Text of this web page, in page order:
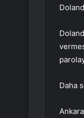
Daha